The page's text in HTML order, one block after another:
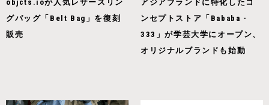
objcts.ioが人気レザースリン
グバッグ「Belt Bag」を復刻
販売
アジアブランドに特化したコ
ンセプトストア「Bababa -
333」が学芸大学にオープン、
オリジナルブランドも始動